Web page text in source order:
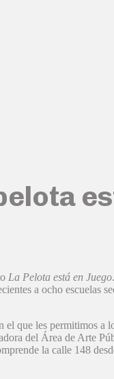
La Pelota está en Juego
a ocho escuelas
que les permitimos a
del Área de Arte
la calle 148